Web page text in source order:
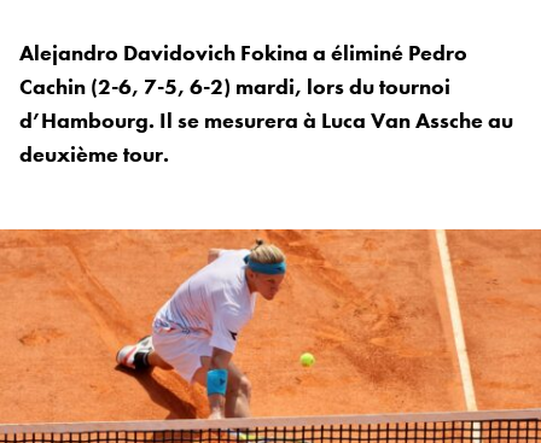
Alejandro Davidovich Fokina a éliminé Pedro
Cachin (2-6, 7-5, 6-2) mardi, lors du tournoi
d’Hambourg. Il se mesurera à Luca Van Assche au
deuxième tour.